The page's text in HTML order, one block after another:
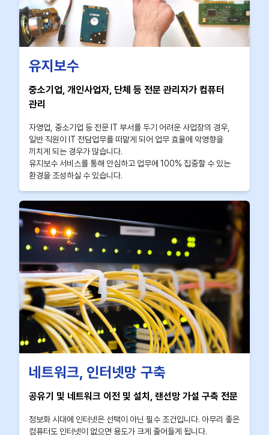
유지보수
중소기업, 개인사업자, 단체 등 전문 관리자가 컴퓨터
관리
자영업, 중소기업 등 전문 IT 부서를 두기 어려운 사업장의 경우,
일반 직원이 IT 전담업무를 떠맡게 되어 업무 효율에 악영향을
끼치게 되는 경우가 많습니다.
유지보수 서비스를 통해 안심하고 업무에 100% 집중할 수 있는
환경을 조성하실 수 있습니다.
네트워크, 인터넷망 구축
공유기 및 네트워크 이전 및 설치, 랜선망 가설 구축 전문
정보화 시대에 인터넷은 선택이 아닌 필수 조건입니다. 아무리 좋은
컴퓨터도 인터넷이 없으면 용도가 크게 줄어들게 됩니다.